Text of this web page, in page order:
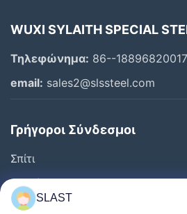
WUXI SYLAITH SPECIAL
Τηλεφώνημα: 86--18896820017
email: sales2@slssteel.com
Γρήγοροι Σύνδεσμοι
Σπίτι
Προϊόντα
Βίντεο
SLAST